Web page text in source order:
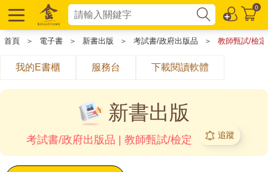
0
首頁 ＞ 電子書 ＞ 新書出版 ＞ 考試書/政府出版品 ＞ 教師甄試/檢定
我的E書櫃 服務台 下載閱讀軟體
新書出版
考試書/政府出版品 | 教師甄試/檢定 追蹤